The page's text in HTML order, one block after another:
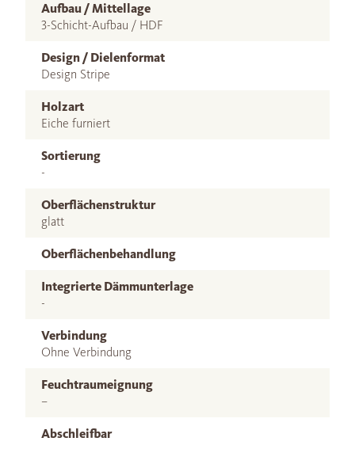
Aufbau / Mittellage
3-Schicht-Aufbau / HDF
Design / Dielenformat
Design Stripe
Holzart
Eiche furniert
Sortierung
-
Oberflächenstruktur
glatt
Oberflächenbehandlung
Integrierte Dämmunterlage
-
Verbindung
Ohne Verbindung
Feuchtraumeignung
–
Abschleifbar